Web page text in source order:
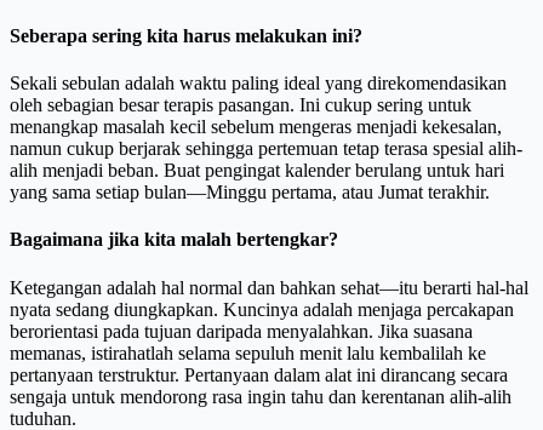
Seberapa sering kita harus melakukan ini?
Sekali sebulan adalah waktu paling ideal yang direkomendasikan
oleh sebagian besar terapis pasangan. Ini cukup sering untuk
menangkap masalah kecil sebelum mengeras menjadi kekesalan,
namun cukup berjarak sehingga pertemuan tetap terasa spesial alih-
alih menjadi beban. Buat pengingat kalender berulang untuk hari
yang sama setiap bulan—Minggu pertama, atau Jumat terakhir.
Bagaimana jika kita malah bertengkar?
Ketegangan adalah hal normal dan bahkan sehat—itu berarti hal-hal
nyata sedang diungkapkan. Kuncinya adalah menjaga percakapan
berorientasi pada tujuan daripada menyalahkan. Jika suasana
memanas, istirahatlah selama sepuluh menit lalu kembalilah ke
pertanyaan terstruktur. Pertanyaan dalam alat ini dirancang secara
sengaja untuk mendorong rasa ingin tahu dan kerentanan alih-alih
tuduhan.